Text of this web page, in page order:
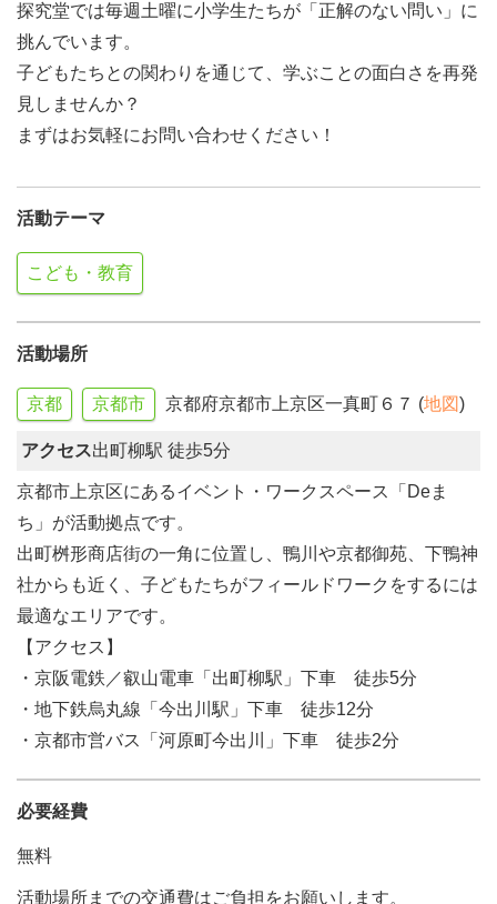
探究堂では毎週土曜に小学生たちが「正解のない問い」に
挑んでいます。
子どもたちとの関わりを通じて、学ぶことの面白さを再発
見しませんか？
まずはお気軽にお問い合わせください！
活動テーマ
こども・教育
活動場所
京都 京都市 京都府京都市上京区一真町６７ (地図)
アクセス出町柳駅 徒歩5分
京都市上京区にあるイベント・ワークスペース「Deま
ち」が活動拠点です。
出町桝形商店街の一角に位置し、鴨川や京都御苑、下鴨神
社からも近く、子どもたちがフィールドワークをするには
最適なエリアです。
【アクセス】
・京阪電鉄／叡山電車「出町柳駅」下車 徒歩5分
・地下鉄烏丸線「今出川駅」下車 徒歩12分
・京都市営バス「河原町今出川」下車 徒歩2分
必要経費
無料
活動場所までの交通費はご負担をお願いします。